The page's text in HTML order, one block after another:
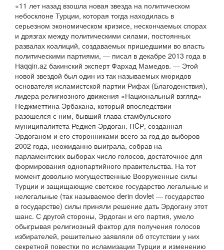
«11 лет назад взошла новая звезда на политическом
небосклоне Турции, которая тогда находилась в
серьезном экономическом кризисе, нескончаемых спорах
и дрязгах между политическими силами, постоянных
развалах коалиций, создаваемых пришедшими во власть
политическими партиями, — писал в декабре 2013 года в
Нaqqin.az бакинский эксперт Фархад Мамедов. — Этой
новой звездой был один из так называемых мюридов
основателя исламистской партии Рифах (Благоденствия),
лидера религиозного движения «Национальный взгляд»
Неджметтина Эрбакана, который впоследствии
разошелся с ним, бывший глава стамбульского
муниципалитета Реджеп Эрдоган. ПCР, созданная
Эрдоганом и его сторонниками всего за год до выборов
2002 года, неожиданно выиграла, собрав на
парламентских выборах число голосов, достаточное для
формирования однопартийного правительства. На тот
момент довольно могущественные Вооруженные силы
Турции и защищающие светское государство легальные и
нелегальные (так называемое derin dovlet — государство
в государстве) силы приняли решение дать Эрдогану этот
шанс. С другой стороны, Эрдоган и его партия, умело
обыгрывая религиозный фактор для получения голосов
избирателей, решительно заявляли об отсутствии у них
секретной повестки по исламизации Турции и изменению